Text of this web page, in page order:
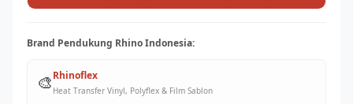
Brand Pendukung Rhino Indonesia:
🎨Rhinoflex
Heat Transfer Vinyl, Polyflex & Film Sablon